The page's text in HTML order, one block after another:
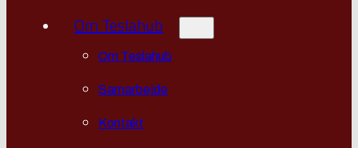
Om Teslahub
Om Teslahub
Samarbejde
Kontakt